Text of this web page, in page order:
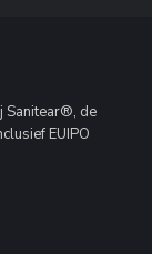
Sanitear®, de
EUIPO